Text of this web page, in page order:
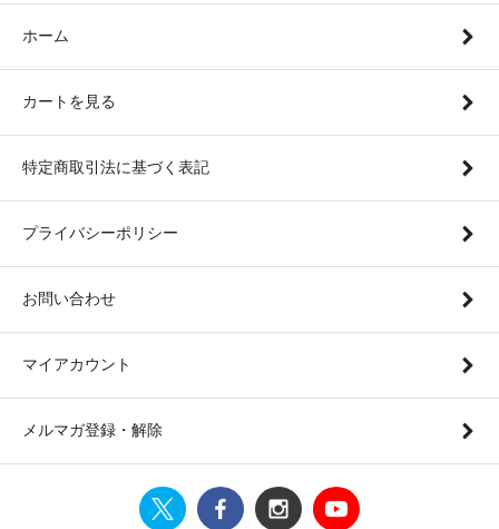
ホーム
カートを見る
特定商取引法に基づく表記
プライバシーポリシー
お問い合わせ
マイアカウント
メルマガ登録・解除